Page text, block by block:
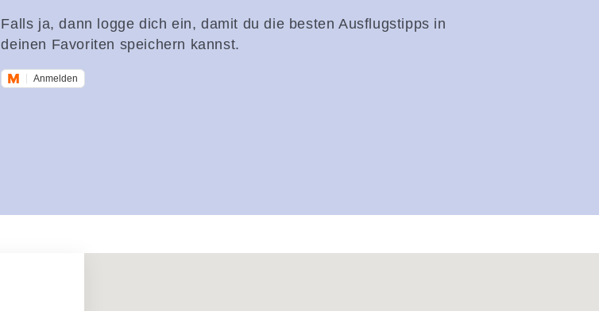
Falls ja, dann logge dich ein, damit du die besten Ausflugstipps in
deinen Favoriten speichern kannst.
Anmelden